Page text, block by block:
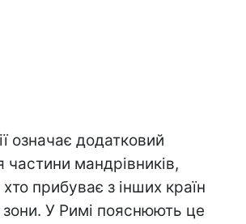
означає додатковий
частини мандрівників,
прибуває з інших країн
зони. У Римі пояснюють це